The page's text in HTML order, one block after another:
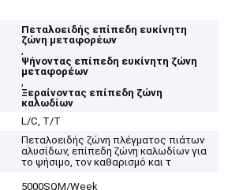
Πεταλοειδής επίπεδη ευκίνητη
ζώνη μεταφορέων
,
Ψήνοντας επίπεδη ευκίνητη ζώνη
μεταφορέων
,
Ξεραίνοντας επίπεδη ζώνη
καλωδίων
L/C, T/T
Πεταλοειδής ζώνη πλέγματος πιάτων
αλυσίδων, επίπεδη ζώνη καλωδίων για
το ψήσιμο, τον καθαρισμό και τ
5000SQM/Week